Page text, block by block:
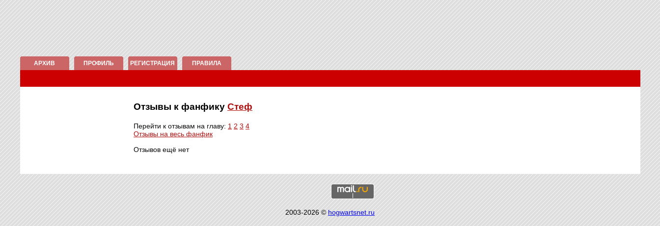
АРХИВ ПРОФИЛЬ РЕГИСТРАЦИЯ ПРАВИЛА
Отзывы к фанфику Стеф
Перейти к отзывам на главу: 1 2 3 4
Отзывы на весь фанфик
Отзывов ещё нет
2003-2026 ©hogwartsnet.ru